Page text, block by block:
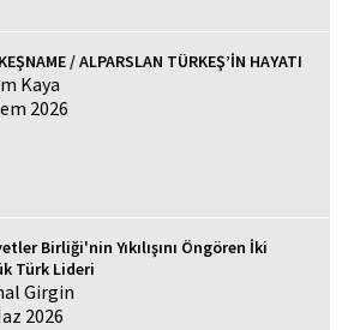
/ ALPARSLAN TÜRKEŞ’İN HAYATI
Kaya
2026
Birliği'nin Yıkılışını Öngören İki
Türk Lideri
Girgin
2026